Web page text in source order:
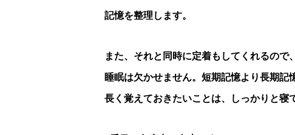
記憶を整理します。
また、それと同時に定着もしてくれるので
睡眠は欠かせません。短期記憶より長期記
長く覚えておきたいことは、しっかりと寝